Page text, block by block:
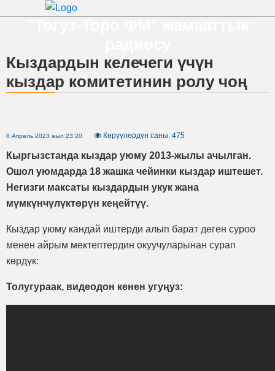
Кыздардын келечеги үчүн
кыздар комитетинин ролу чоң
8 Апрель 2023 жыл 23:20 Көрүүлөрдүн саны: 475
Кыргызстанда кыздар уюму 2013-жылы ачылган.
Ошол уюмдарда 18 жашка чейинки кыздар иштешет.
Негизги максаты кыздардын укук жана
мүмкүнчүлүктөрүн кеңейтүү.
Кыздар уюму кандай иштерди алып барат деген суроо
менен айрым мектептердин окуучуларынан сурап
көрдүк:
Толугураак, видеодон кенен угуңуз: